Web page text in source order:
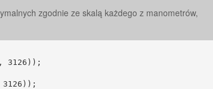
zgodnie ze skalą każdego z manometrów,
3126));